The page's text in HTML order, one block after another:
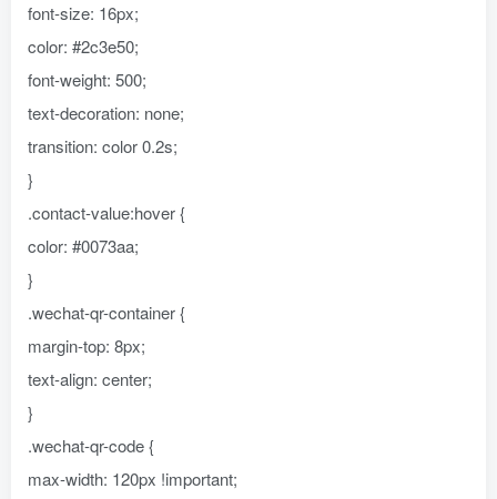
font-size: 16px;
color: #2c3e50;
font-weight: 500;
text-decoration: none;
transition: color 0.2s;
}
.contact-value:hover {
color: #0073aa;
}
.wechat-qr-container {
margin-top: 8px;
text-align: center;
}
.wechat-qr-code {
max-width: 120px !important;